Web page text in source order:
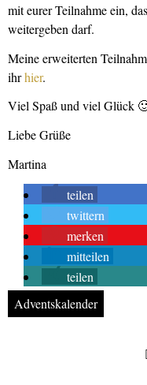
mit eurer Teilnahme ein,
weitergeben darf.
Meine erweiterten
ihrhier.
Viel Spaß und viel Glück
Liebe Grüße
Martina
teilen
twittern
merken
mitteilen
teilen
Adventskalender